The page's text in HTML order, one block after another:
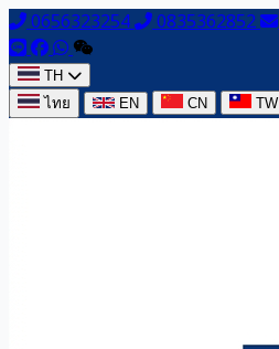
0656323254 0835362852
TH
ไทย
EN CN TW